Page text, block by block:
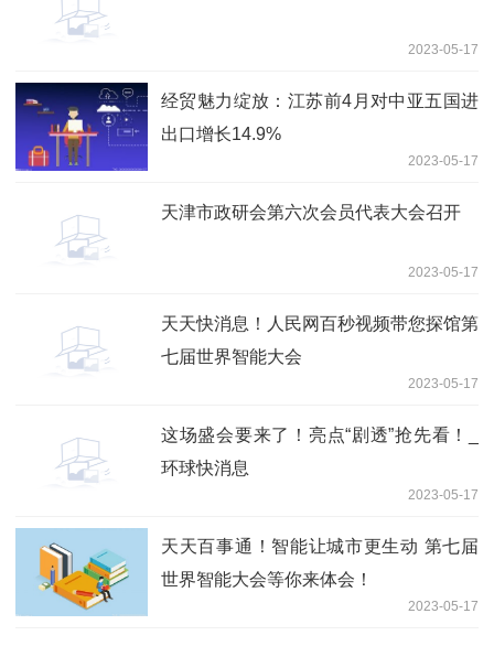
2023-05-17
经贸魅力绽放：江苏前4月对中亚五国进
出口增长14.9%
2023-05-17
天津市政研会第六次会员代表大会召开
2023-05-17
天天快消息！人民网百秒视频带您探馆第
七届世界智能大会
2023-05-17
这场盛会要来了！亮点“剧透”抢先看！_
环球快消息
2023-05-17
天天百事通！智能让城市更生动 第七届
世界智能大会等你来体会！
2023-05-17